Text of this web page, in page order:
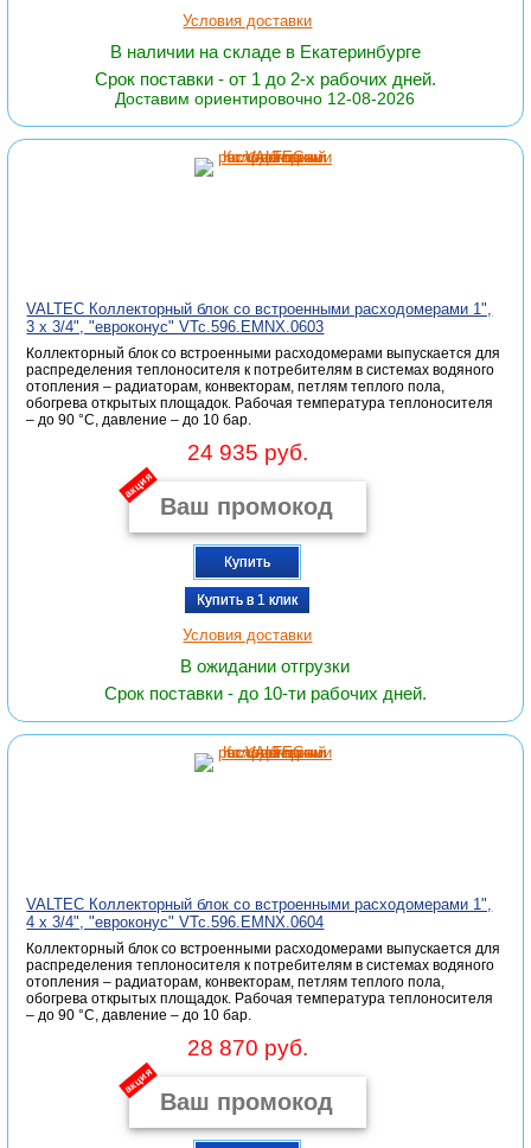
Условия доставки
В наличии на складе в Екатеринбурге
Срок поставки - от 1 до 2-х рабочих дней.
Доставим ориентировочно 12-08-2026
VALTEC Коллекторный блок со встроенными расходомерами 1",
3 x 3/4", "евроконус" VTc.596.EMNX.0603
Коллекторный блок со встроенными расходомерами выпускается для
распределения теплоносителя к потребителям в системах водяного
отопления – радиаторам, конвекторам, петлям теплого пола,
обогрева открытых площадок. Рабочая температура теплоносителя
– до 90 °С, давление – до 10 бар.
24 935 руб.
акция
Купить
Купить в 1 клик
Условия доставки
В ожидании отгрузки
Срок поставки - до 10-ти рабочих дней.
VALTEC Коллекторный блок со встроенными расходомерами 1",
4 x 3/4", "евроконус" VTc.596.EMNX.0604
Коллекторный блок со встроенными расходомерами выпускается для
распределения теплоносителя к потребителям в системах водяного
отопления – радиаторам, конвекторам, петлям теплого пола,
обогрева открытых площадок. Рабочая температура теплоносителя
– до 90 °С, давление – до 10 бар.
28 870 руб.
акция